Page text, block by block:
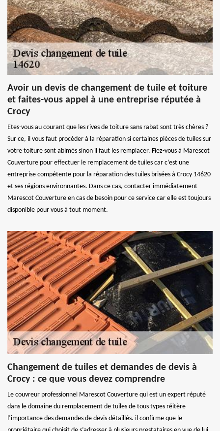
Avoir un devis de changement de tuile et toiture
et faites-vous appel à une entreprise réputée à
Crocy
Etes-vous au courant que les rives de toiture sans rabat sont très chères ?
Sur ce, il vous faut procéder à la réparation si certaines pièces de tuiles sur
votre toiture sont abimés sinon il faut les remplacer. Fiez-vous à Marescot
Couverture pour effectuer le remplacement de tuiles car c’est une
entreprise compétente pour la réparation des tuiles brisées à Crocy 14620
et ses régions environnantes. Dans ce cas, contacter immédiatement
Marescot Couverture en cas de besoin pour ce service car elle est toujours
disponible pour vous à tout moment.
Changement de tuiles et demandes de devis à
Crocy : ce que vous devez comprendre
Le couvreur professionnel Marescot Couverture qui est un expert réputé
dans le domaine du remplacement de tuiles de tous types réitère
l’importance des demandes de devis détaillés. il confirme que le